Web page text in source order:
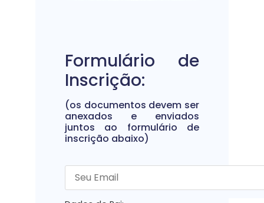
Formulário de
Inscrição:
(os documentos devem ser
anexados e enviados
juntos ao formulário de
inscrição abaixo)